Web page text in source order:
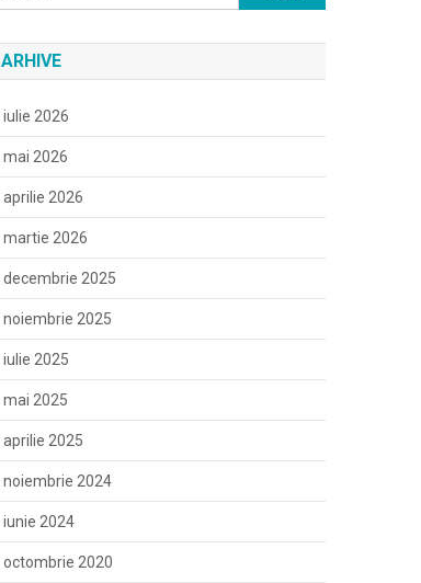
după:
ARHIVE
iulie 2026
mai 2026
aprilie 2026
martie 2026
decembrie 2025
noiembrie 2025
iulie 2025
mai 2025
aprilie 2025
noiembrie 2024
iunie 2024
octombrie 2020